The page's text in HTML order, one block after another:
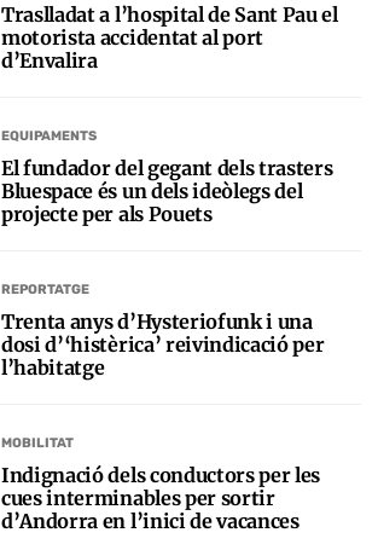
Traslladat a l’hospital de Sant Pau el
motorista accidentat al port
d’Envalira
EQUIPAMENTS
El fundador del gegant dels trasters
Bluespace és un dels ideòlegs del
projecte per als Pouets
REPORTATGE
Trenta anys d’Hysteriofunk i una
dosi d’‘histèrica’ reivindicació per
l’habitatge
MOBILITAT
Indignació dels conductors per les
cues interminables per sortir
d’Andorra en l’inici de vacances